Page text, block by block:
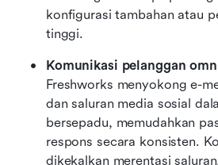
konfigurasi tambahan atau
tinggi.
Komunikasi pelanggan
Freshworks menyokong e-
dan saluran media sosial
bersepadu, memudahkan
respons secara konsisten.
dikekalkan merentasi